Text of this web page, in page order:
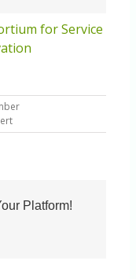
for Service
für
Die
Platform!